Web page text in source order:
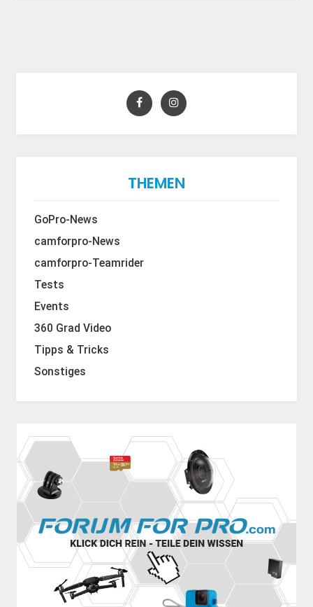
THEMEN
GoPro-News
camforpro-News
camforpro-Teamrider
Tests
Events
360 Grad Video
Tipps & Tricks
Sonstiges